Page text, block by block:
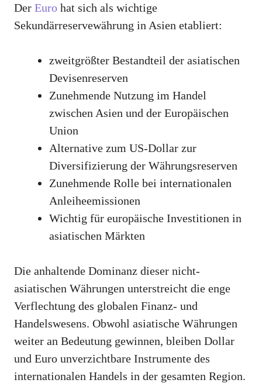
Der Euro hat sich als wichtige
Sekundärreservewährung in Asien etabliert:
zweitgrößter Bestandteil der asiatischen
Devisenreserven
Zunehmende Nutzung im Handel
zwischen Asien und der Europäischen
Union
Alternative zum US-Dollar zur
Diversifizierung der Währungsreserven
Zunehmende Rolle bei internationalen
Anleiheemissionen
Wichtig für europäische Investitionen in
asiatischen Märkten
Die anhaltende Dominanz dieser nicht-
asiatischen Währungen unterstreicht die enge
Verflechtung des globalen Finanz- und
Handelswesens. Obwohl asiatische Währungen
weiter an Bedeutung gewinnen, bleiben Dollar
und Euro unverzichtbare Instrumente des
internationalen Handels in der gesamten Region.